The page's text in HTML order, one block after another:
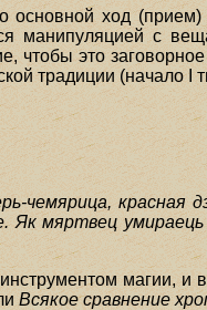
основной ход
манипуляцией с
чтобы это
традиции (начало I
чемярица, красная
Як мяртвец
магии, и
Всякое сравнение